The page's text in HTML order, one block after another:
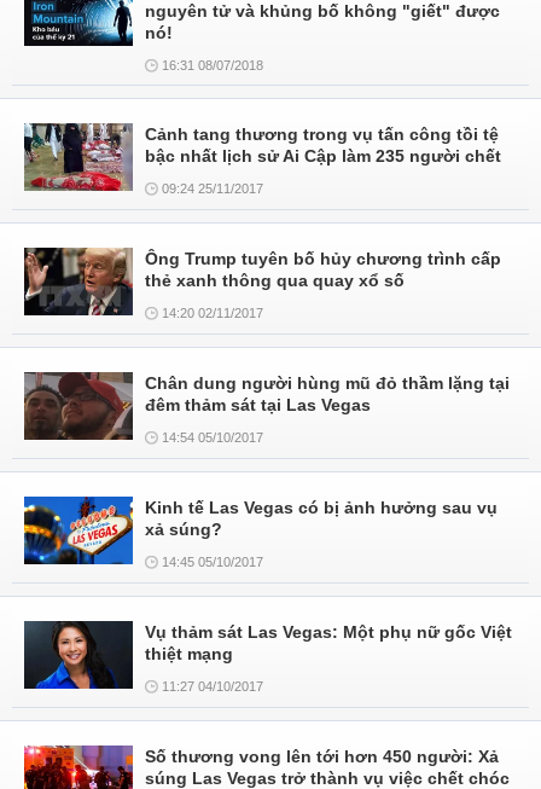
nguyên tử và khủng bố không "giết" được
nó!
16:31 08/07/2018
Cảnh tang thương trong vụ tấn công tồi tệ
bậc nhất lịch sử Ai Cập làm 235 người chết
09:24 25/11/2017
Ông Trump tuyên bố hủy chương trình cấp
thẻ xanh thông qua quay xổ số
14:20 02/11/2017
Chân dung người hùng mũ đỏ thầm lặng tại
đêm thảm sát tại Las Vegas
14:54 05/10/2017
Kinh tế Las Vegas có bị ảnh hưởng sau vụ
xả súng?
14:45 05/10/2017
Vụ thảm sát Las Vegas: Một phụ nữ gốc Việt
thiệt mạng
11:27 04/10/2017
Số thương vong lên tới hơn 450 người: Xả
súng Las Vegas trở thành vụ việc chết chóc